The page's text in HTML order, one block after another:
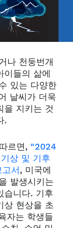
나 천둥번개
이들의 삶에
있는 다양한
날씨가 더욱
을 지키는 것
.
르면, “2024
상 및 기후
고서, 미국에
발생시키는
습니다. 기후
상 현상을 초
자는 학생들